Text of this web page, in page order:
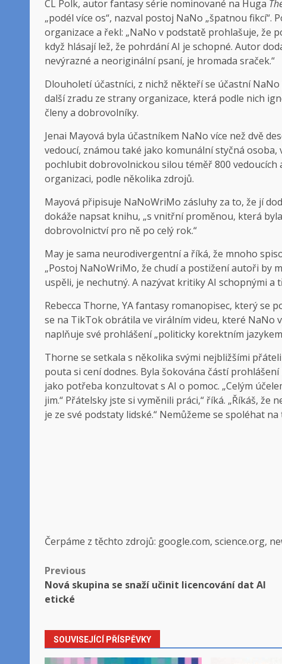
CL Polk, autor fantasy série nominované na Huga
„podél více os“, nazval postoj NaNo „špatnou
organizace a řekl: „NaNo v podstatě prohlašuje, že
když hlásají lež, že pohrdání AI je schopné. Autor
nevýrazné a neoriginální psaní, je hromada sraček.“
Dlouholetí účastníci, z nichž někteří se účastní
další zradu ze strany organizace, která podle nich
členy a dobrovolníky.
Jenai Mayová byla účastníkem NaNo více než dvě
vedoucí, známou také jako komunální styčná
pochlubit dobrovolnickou silou téměř 800
organizaci, podle několika zdrojů.
Mayová připisuje NaNoWriMo zásluhy za to, že jí
dokáže napsat knihu, „s vnitřní proměnou, která
dobrovolnictví pro ně po celý rok.“
May je sama neurodivergentní a říká, že mnoho
„Postoj NaNoWriMo, že chudí a postižení autoři by
uspěli, je nechutný. A nazývat kritiky AI schopnými a
Rebecca Thorne, YA fantasy romanopisec, který se
se na TikTok obrátila ve virálním videu, které NaNo
naplňuje své prohlášení „politicky korektním
Thorne se setkala s několika svými nejbližšími
pouta si cení dodnes. Byla šokována částí
jako potřeba konzultovat s AI o pomoc. „Celým
jim.“ Přátelsky jste si vyměnili práci,“ říká. „Říkáš,
je ze své podstaty lidské.“ Nemůžeme se spoléhat
Čerpáme z těchto zdrojů: google.com, science.org,
Post
navigation
Previous
Nová skupina se snaží učinit licencování dat AI
etické
SOUVISEJÍCÍ PŘÍSPĚVKY